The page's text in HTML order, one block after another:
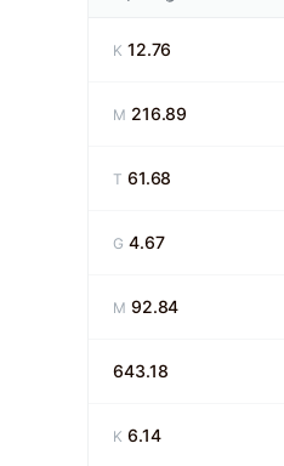
12.76
K
216.89
M
61.68
T
4.67
G
92.84
M
643.18
6.14
K